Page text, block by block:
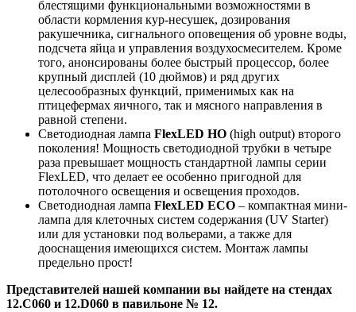
блестящими функциональными возможностями в
области кормления кур-несушек, дозирования
ракушечника, сигнального оповещения об уровне воды,
подсчета яйца и управления воздухосмесителем. Кроме
того, анонсированы более быстрый процессор, более
крупный дисплей (10 дюймов) и ряд других
целесообразных функций, применимых как на
птицефермах яичного, так и мясного направления в
равной степени.
Светодиодная лампа FlexLED HO (high output) второго
поколения! Мощность светодиодной трубки в четыре
раза превышает мощность стандартной лампы серии
FlexLED, что делает ее особенно пригодной для
потолочного освещения и освещения проходов.
Светодиодная лампа FlexLED ECO – компактная мини-
лампа для клеточных систем содержания (UV Starter)
или для установки под вольерами, а также для
дооснащения имеющихся систем. Монтаж лампы
предельно прост!
Представителей нашей компании вы найдете на стендах
12.C060 и 12.D060 в павильоне № 12.